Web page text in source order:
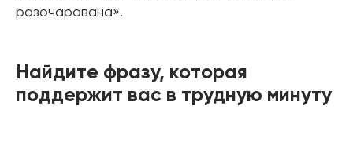
разочарована».
Найдите фразу, которая
поддержит вас в трудную минуту